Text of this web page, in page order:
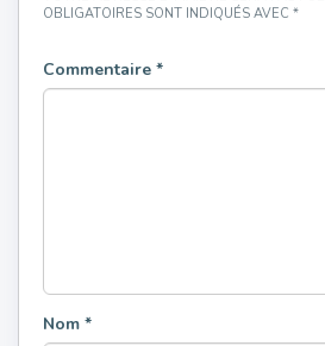
OBLIGATOIRES SONT INDIQUÉS AVEC *
Commentaire *
Nom *